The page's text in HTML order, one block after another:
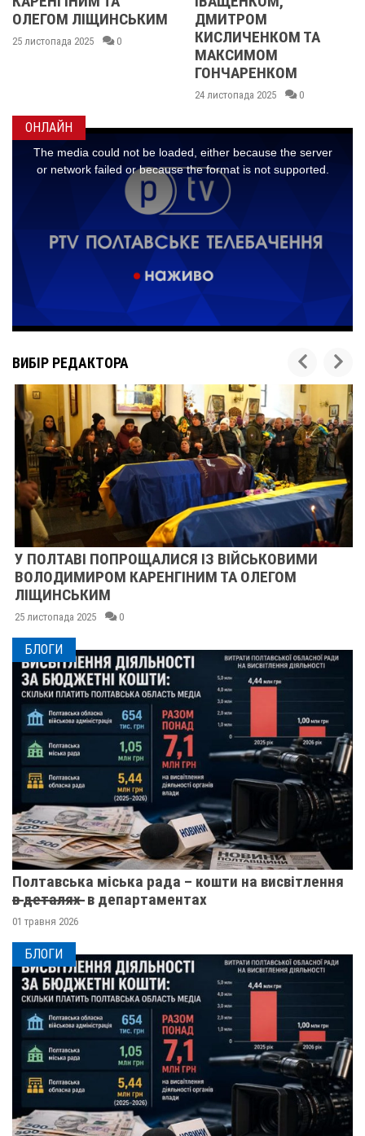
ДМИТРОМ
КИСЛИЧЕНКОМ ТА
ОНЛАЙН
ВИБІР РЕДАКТОРА
У ПОЛТАВІ ПОПРОЩАЛИСЯ ІЗ ВІЙСЬКОВИМИ
ВОЛОДИМИРОМ КАРЕНГІНИМ ТА ОЛЕГОМ
ЛІЩИНСЬКИМ
25 листопада 2025 0
БЛОГИ
Полтавська міська рада – кошти на висвітлення
в̶ ̶д̶е̶т̶а̶л̶я̶х̶ ̶ в департаментах
01 травня 2026
БЛОГИ